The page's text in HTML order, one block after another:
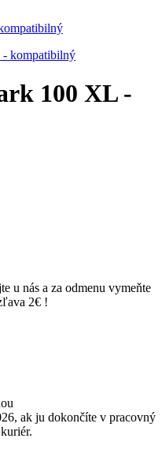
100 XL -
u nás a za odmenu vymeňte
2€ !
ak ju dokončíte v pracovný